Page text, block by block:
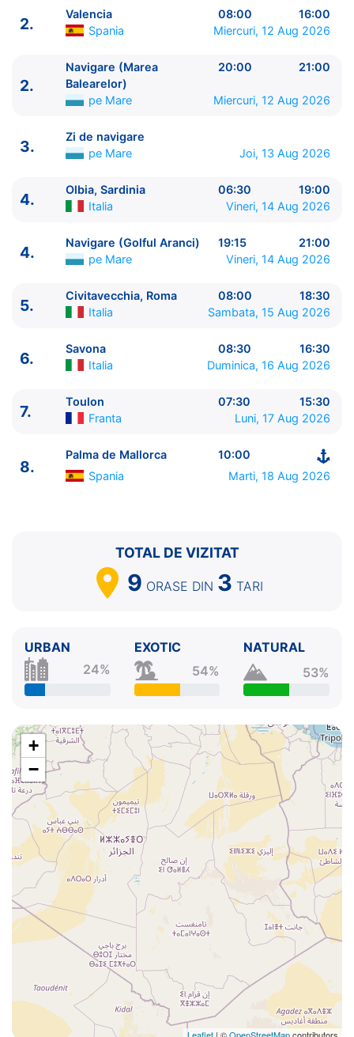
Ziua | Portul | Sosire - Plecare
----------------------------------------
1.
Navigare (Golful Palma) pe Mare 23:00 - 0:00
2.
Navigare (Golful Palma) pe Mare 0:00 - 01:30
2.
Navigare (Marea Balearelor) pe Mare
20:00 -
4.
Olbia, Sardinia Italia 06:30 - 19:00
19:15 - 21:00
Civitavecchia, Roma
08:00 - 18:30
6.
Savona Italia
Palma de Mallorca 10:00 - ⚓
2.
Valencia 08:00
16:00
Spania
Miercuri, 12 Aug 2026
2.
Navigare (Marea
Balearelor)
20:00 21:00
pe Mare Miercuri, 12 Aug 2026
3.
Zi de navigare
pe Mare
Joi, 13 Aug 2026
4.
Olbia, Sardinia 06:30
19:00
Italia
Vineri, 14 Aug 2026
4.
Navigare (Golful Aranci) 19:15
21:00
pe Mare
Vineri, 14 Aug 2026
5.
Civitavecchia, Roma 08:00
18:30
Italia
Sambata, 15 Aug 2026
6.
Savona 08:30
16:30
Italia
Duminica, 16 Aug 2026
7.
Toulon 07:30
15:30
Franta
Luni, 17 Aug 2026
8.
Palma de Mallorca
10:00
Spania
Marti, 18 Aug 2026
TOTAL DE VIZITAT
9 ORASE DIN 3 TARI
URBAN
24%
EXOTIC
54%
NATURAL
53%
+
−